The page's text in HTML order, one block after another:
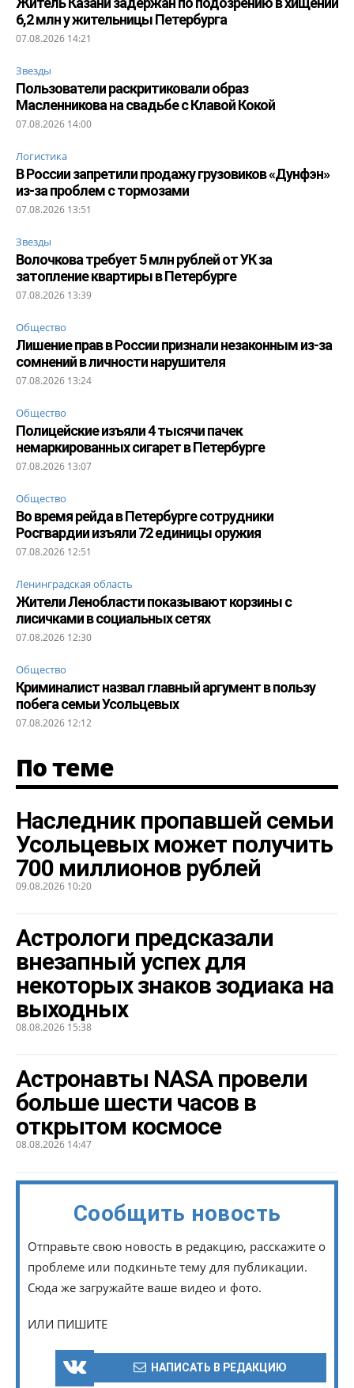
6,2 млн у жительницы Петербурга
07.08.2026 14:21
Звезды
Пользователи раскритиковали образ
Масленникова на свадьбе с Клавой Кокой
07.08.2026 14:00
Логистика
В России запретили продажу грузовиков «Дунфэн»
из-за проблем с тормозами
07.08.2026 13:51
Звезды
Волочкова требует 5 млн рублей от УК за
затопление квартиры в Петербурге
07.08.2026 13:39
Общество
Лишение прав в России признали незаконным из-за
сомнений в личности нарушителя
07.08.2026 13:24
Общество
Полицейские изъяли 4 тысячи пачек
немаркированных сигарет в Петербурге
07.08.2026 13:07
Общество
Во время рейда в Петербурге сотрудники
Росгвардии изъяли 72 единицы оружия
07.08.2026 12:51
Ленинградская область
Жители Ленобласти показывают корзины с
лисичками в социальных сетях
07.08.2026 12:30
Общество
Криминалист назвал главный аргумент в пользу
побега семьи Усольцевых
07.08.2026 12:12
По теме
Наследник пропавшей семьи
Усольцевых может получить
700 миллионов рублей
09.08.2026 10:20
Астрологи предсказали
внезапный успех для
некоторых знаков зодиака на
выходных
08.08.2026 15:38
Астронавты NASA провели
больше шести часов в
открытом космосе
08.08.2026 14:47
Сообщить новость
Отправьте свою новость в редакцию, расскажите о
проблеме или подкиньте тему для публикации.
Сюда же загружайте ваше видео и фото.
ИЛИ ПИШИТЕ
НАПИСАТЬ В РЕДАКЦИЮ